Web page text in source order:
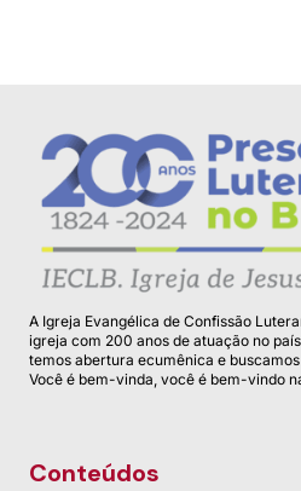
A Igreja Evangélica de Confissão
igreja com 200 anos de atuação no
temos abertura ecumênica e
Você é bem-vinda, você é bem-vindo
Conteúdos